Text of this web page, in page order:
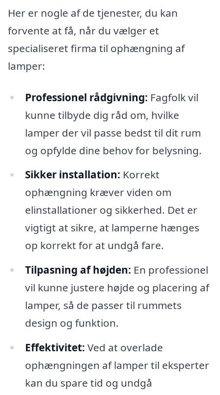
Her er nogle af de tjenester, du kan
forvente at få, når du vælger et
specialiseret firma til ophængning af
lamper:
Professionel rådgivning: Fagfolk vil
kunne tilbyde dig råd om, hvilke
lamper der vil passe bedst til dit rum
og opfylde dine behov for belysning.
Sikker installation: Korrekt
ophængning kræver viden om
elinstallationer og sikkerhed. Det er
vigtigt at sikre, at lamperne hænges
op korrekt for at undgå fare.
Tilpasning af højden: En professionel
vil kunne justere højde og placering af
lamper, så de passer til rummets
design og funktion.
Effektivitet: Ved at overlade
ophængningen af lamper til eksperter
kan du spare tid og undgå